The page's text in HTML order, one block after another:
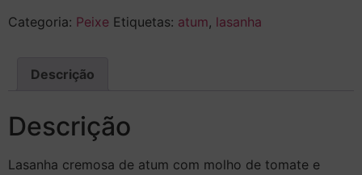
Categoria: Peixe Etiquetas: atum, lasanha
Descrição
Descrição
Lasanha cremosa de atum com molho de tomate e